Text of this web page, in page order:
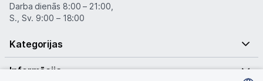
Darba dienās 8:00 – 21:00,
S., Sv. 9:00 – 18:00
Kategorijas
Informācija